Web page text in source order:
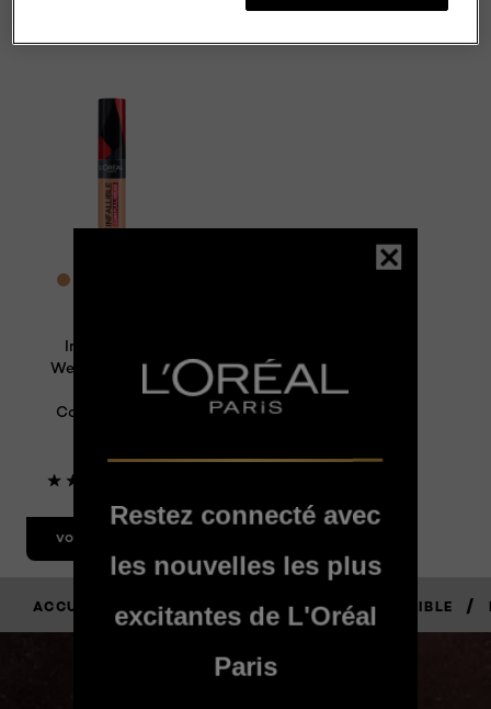
[Color]: #d18c61
Infallible Full
Wear Concealer
Infallible
Correcteur Full
400
VOIR LE PRODUIT
ACCUEIL MAQUILLAGE / TEINT / INFALLIBLE /
Restez connecté avec
les nouvelles les plus
excitantes de L'Oréal
Paris